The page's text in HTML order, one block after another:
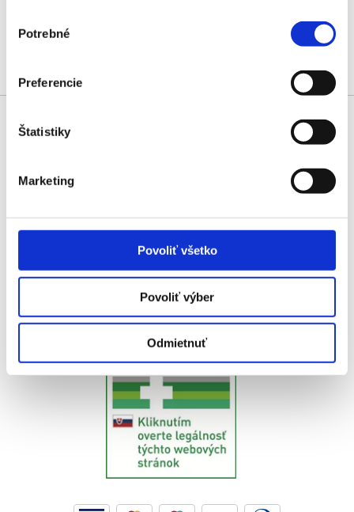
súhlasu
Potrebné
Preferencie
Štatistiky
Marketing
Povoliť všetko
Povoliť výber
Odmietnuť
Vernostný program
GDPR - newsletter
Odstúpenie od zmluvy